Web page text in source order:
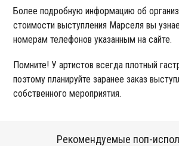
Более подробную информацию об
стоимости выступления Марселя вы
номерам телефонов указанным на сайте.
Помните! У артистов всегда плотный
поэтому планируйте заранее заказ
собственного мероприятия.
Рекомендуемые поп-